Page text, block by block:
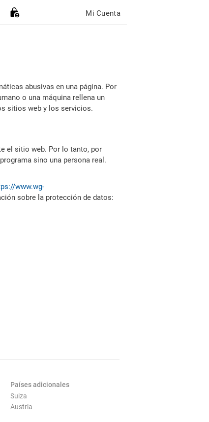
Mi Cuenta
abusivas en una página. Por
o una máquina rellena un
sitios web y los servicios.
el sitio web. Por lo tanto, por
sino una persona real.
www.wg-
sobre la protección de datos:
Países adicionales
Suiza
Austria